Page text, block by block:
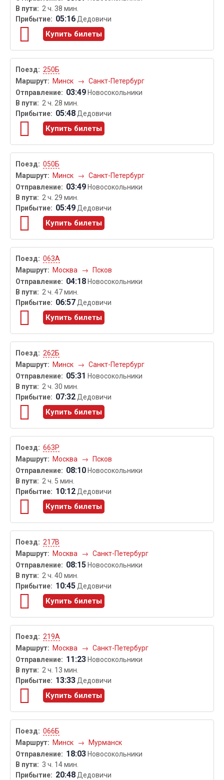
2 ч. 38 мин.
05:16Дедовичи
Купить билеты
250Б
Минск
→ Санкт-Петербург
03:49 Новосокольники
2 ч. 28 мин.
05:48Дедовичи
Купить билеты
050Б
Минск
→ Санкт-Петербург
03:49 Новосокольники
2 ч. 29 мин.
05:49Дедовичи
Купить билеты
063А
Москва
→ Псков
04:18 Новосокольники
2 ч. 47 мин.
06:57Дедовичи
Купить билеты
262Б
Минск
→ Санкт-Петербург
05:31 Новосокольники
2 ч. 30 мин.
07:32Дедовичи
Купить билеты
663Р
Москва
→ Псков
08:10 Новосокольники
2 ч. 5 мин.
10:12Дедовичи
Купить билеты
217В
Москва
→ Санкт-Петербург
08:15 Новосокольники
2 ч. 40 мин.
10:45Дедовичи
Купить билеты
219А
Москва
→ Санкт-Петербург
11:23 Новосокольники
2 ч. 13 мин.
13:33Дедовичи
Купить билеты
066Б
Минск
→ Мурманск
18:03 Новосокольники
3 ч. 14 мин.
20:48Дедовичи